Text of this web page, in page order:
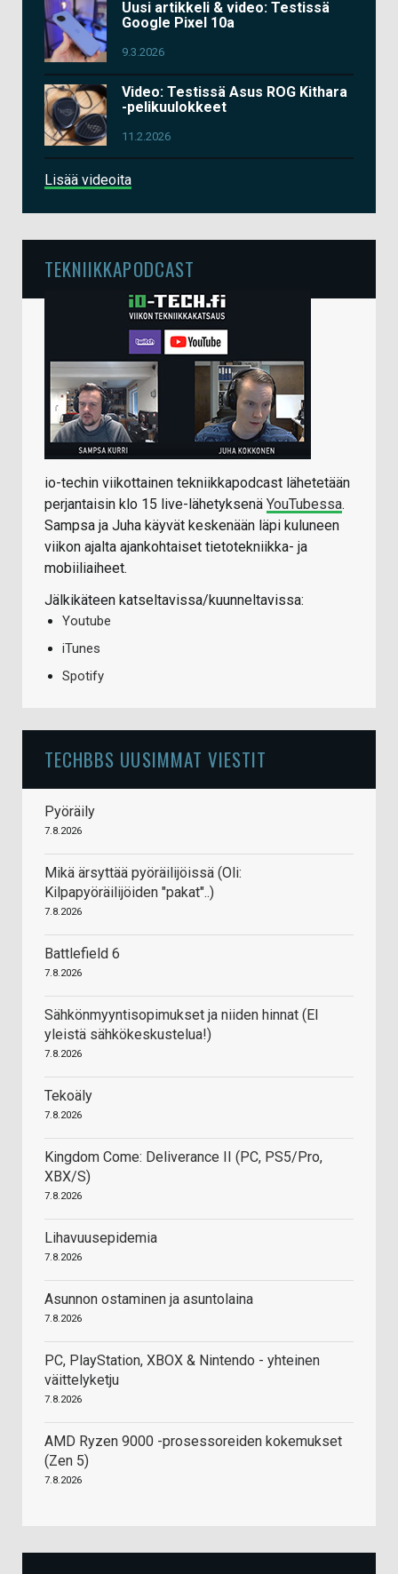
Uusi artikkeli & video: Testissä
Google Pixel 10a
9.3.2026
Video: Testissä Asus ROG Kithara
-pelikuulokkeet
11.2.2026
Lisää videoita
TEKNIIKKAPODCAST
io-techin viikottainen tekniikkapodcast lähetetään
perjantaisin klo 15 live-lähetyksenä YouTubessa.
Sampsa ja Juha käyvät keskenään läpi kuluneen
viikon ajalta ajankohtaiset tietotekniikka- ja
mobiiliaiheet.
Jälkikäteen katseltavissa/kuunneltavissa:
Youtube
iTunes
Spotify
TECHBBS UUSIMMAT VIESTIT
Pyöräily
7.8.2026
Mikä ärsyttää pyöräilijöissä (Oli:
Kilpapyöräilijöiden "pakat"..)
7.8.2026
Battlefield 6
7.8.2026
Sähkönmyyntisopimukset ja niiden hinnat (EI
yleistä sähkökeskustelua!)
7.8.2026
Tekoäly
7.8.2026
Kingdom Come: Deliverance II (PC, PS5/Pro,
XBX/S)
7.8.2026
Lihavuusepidemia
7.8.2026
Asunnon ostaminen ja asuntolaina
7.8.2026
PC, PlayStation, XBOX & Nintendo - yhteinen
väittelyketju
7.8.2026
AMD Ryzen 9000 -prosessoreiden kokemukset
(Zen 5)
7.8.2026